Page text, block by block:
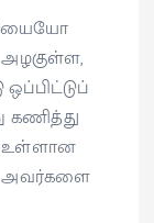
கணித்து
உள்ளான
அவர்களை